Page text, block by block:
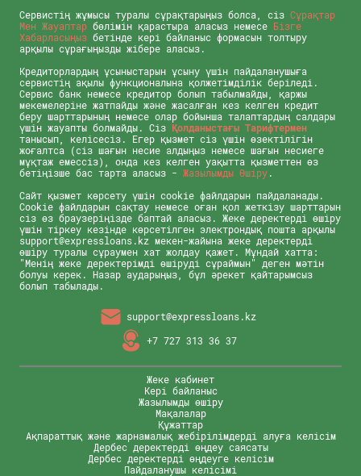
Сервистің жұмысы туралы сұрақтарыңыз болса, сіз Сұрақтар
Мен Жауаптар бөлімін қарастыра аласыз немесе Бізге
Хабарласыңыз бетінде кері байланыс формасын толтыру
арқылы сұрағыңызды жібере аласыз.
Кредиторлардың ұсыныстарын ұсыну үшін пайдаланушыға
сервистің ақылы функционалына қолжетімділік беріледі.
Сервис банк немесе кредитор болып табылмайды, қаржы
мекемелеріне жатпайды және жасалған кез келген кредит
беру шарттарының немесе олар бойынша талаптардың салдары
үшін жауапты болмайды. Сіз Қолданыстағы Тарифтермен
танысып, келісесіз. Егер қызмет сіз үшін өзектілігін
жоғалтса (сіз шағын несие алдыңыз немесе шағын несиеге
мұқтаж емессіз), онда кез келген уақытта қызметтен өз
бетіңізше бас тарта аласыз - Жазылымды Өшіру.
Сайт қызмет көрсету үшін cookie файлдарын пайдаланады.
Cookie файлдарын сақтау немесе оған қол жеткізу шарттарын
сіз өз браузеріңізде баптай аласыз. Жеке деректерді өшіру
үшін тіркеу кезінде көрсетілген электрондық пошта арқылы
support@expressloans.kz мекен-жайына жеке деректерді
өшіру туралы сұраумен хат жолдау қажет. Мұндай хатта:
"Менің жеке деректерімді өшіруді сұраймын" деген мәтін
болуы керек. Назар аударыңыз, бұл әрекет қайтарымсыз
болып табылады.
support@expressloans.kz
+7 727 313 36 37
Жеке кабинет
Кері байланыс
Жазылымды өшіру
Мақалалар
Құжаттар
Ақпараттық және жарнамалық жебірілімдерді алуға келісім
Дербес деректерді өңдеу саясаты
Дербес деректерді өңдеуге келісім
Пайдаланушы келісімі